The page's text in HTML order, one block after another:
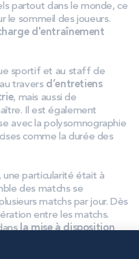
partout dans le monde, ce
le sommeil des joueurs.
d'entraînement
sportif et au staff de
travers d’entretiens
, mais aussi de
Il est également
avec la polysomnographie
comme la durée des
une particularité était à
des matchs se
matchs par jour. Dès
entre les matchs.
la mise à disposition
minutes) pour éviter